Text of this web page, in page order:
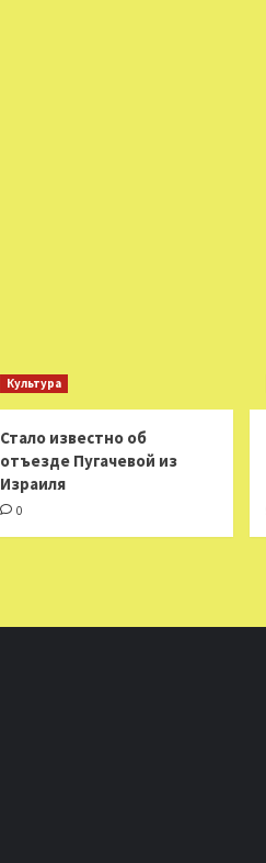
Культура
Стало известно об
отъезде Пугачевой из
Израиля
0